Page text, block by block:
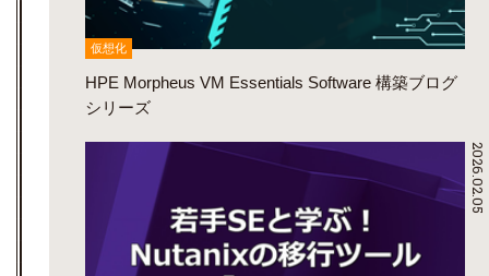
仮想化
HPE Morpheus VM Essentials Software 構築ブログ
シリーズ
2026.02.05